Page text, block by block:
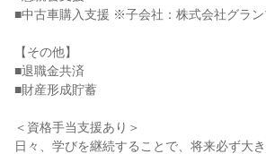
■中古車購入支援 ※子会社：株式会社グラン
【その他】
■退職金共済
■財産形成貯蓄
＜資格手当支援あり＞
日々、学びを継続することで、将来必ず大